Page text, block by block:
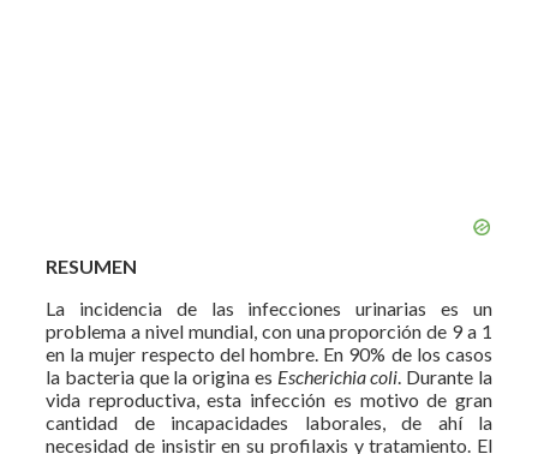
RESUMEN
La incidencia de las infecciones urinarias es un
problema a nivel mundial, con una proporción de 9 a 1
en la mujer respecto del hombre. En 90% de los casos
la bacteria que la origina es Escherichia coli . Durante la
vida reproductiva, esta infección es motivo de gran
cantidad de incapacidades laborales, de ahí la
necesidad de insistir en su profilaxis y tratamiento. El